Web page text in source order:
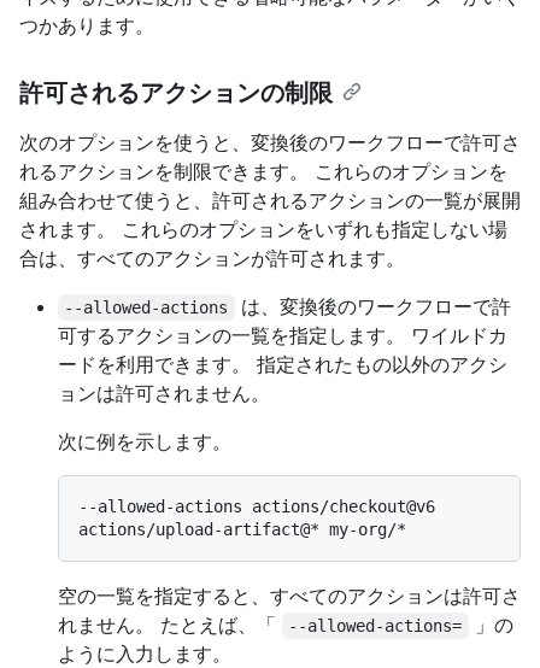
つかあります。
許可されるアクションの制限
次のオプションを使うと、変換後のワークフローで許可さ
れるアクションを制限できます。 これらのオプションを
組み合わせて使うと、許可されるアクションの一覧が展開
されます。 これらのオプションをいずれも指定しない場
合は、すべてのアクションが許可されます。
--allowed-actions
は、変換後のワークフローで許
可するアクションの一覧を指定します。 ワイルドカ
ードを利用できます。 指定されたもの以外のアクシ
ョンは許可されません。
次に例を示します。
--allowed-actions actions/checkout@v6
空の一覧を指定すると、すべてのアクションは許可さ
れません。 たとえば、「
--allowed-actions=
」の
ように入力します。